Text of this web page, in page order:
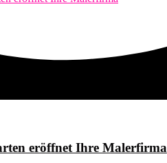
eröffnet Ihre Malerfirma